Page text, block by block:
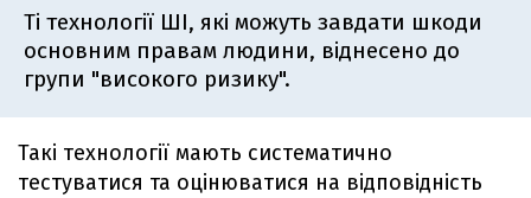
Ті технології ШІ, які можуть завдати шкоди
основним правам людини, віднесено до
групи "високого ризику".
Такі технології мають систематично
тестуватися та оцінюватися на відповідність